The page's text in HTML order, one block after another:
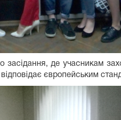
де учасникам
європейським